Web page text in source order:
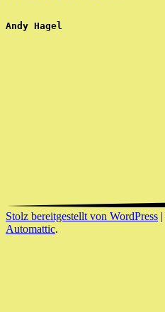
Andy Hagel
Stolz bereitgestellt von WordPress |
Automattic.